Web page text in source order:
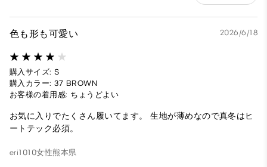
色も形も可愛い 2026/6/18
購入サイズ: S
購入カラー: 37 BROWN
お客様の着用感: ちょうどよい
お気に入りでたくさん履いてます。 生地が薄めなので真冬はヒ
ートテック必須。
eri1010女性熊本県